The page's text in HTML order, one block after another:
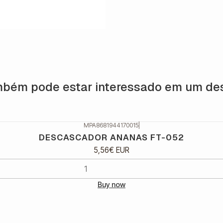
pode estar interessado em um
MPA8681944170015|
DESCASCADOR ANANAS FT-052
5,56€ EUR
Buy now